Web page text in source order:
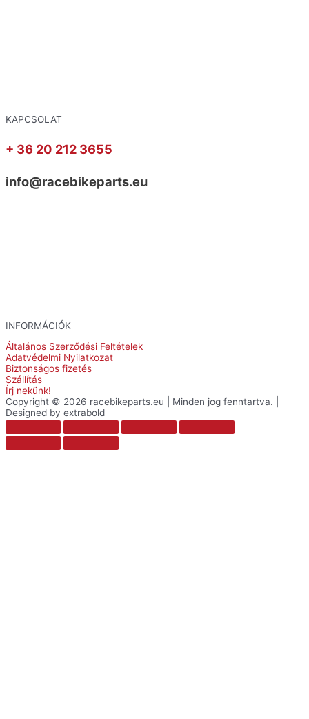
KAPCSOLAT
+ 36 20 212 3655
info@racebikeparts.eu
INFORMÁCIÓK
Általános Szerződési Feltételek
Adatvédelmi Nyilatkozat
Biztonságos fizetés
Szállítás
Írj nekünk!
Copyright © 2026 racebikeparts.eu | Minden jog fenntartva. |
Designed by extrabold